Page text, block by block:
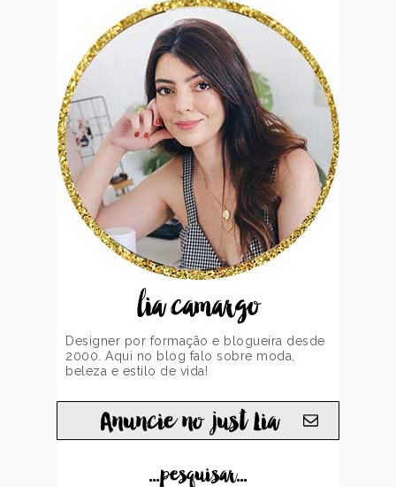
lia camargo
Designer por formação e blogueira desde
2000. Aqui no blog falo sobre moda,
beleza e estilo de vida!
Anuncie no just Lia
...pesquisar...